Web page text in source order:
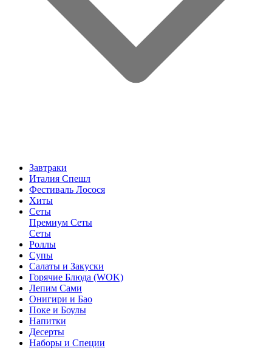
Завтраки
Италия Спешл
Фестиваль Лосося
Хиты
Сеты
Премиум Сеты
Сеты
Роллы
Супы
Салаты и Закуски
Горячие Блюда (WOK)
Лепим Сами
Онигири и Бао
Поке и Боулы
Напитки
Десерты
Наборы и Специи